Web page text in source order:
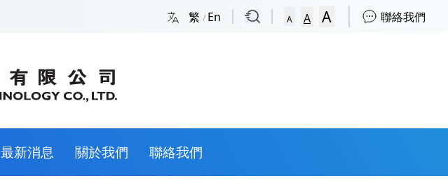
繁/ En A A A 聯絡我們
最新消息 關於我們 聯絡我們